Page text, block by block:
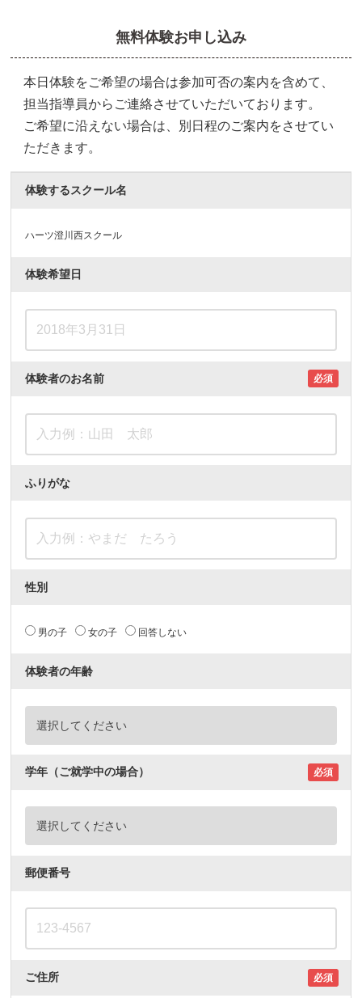
無料体験お申し込み
本日体験をご希望の場合は参加可否の案内を含めて、
担当指導員からご連絡させていただいております。
ご希望に沿えない場合は、別日程のご案内をさせてい
ただきます。
体験するスクール名
ハーツ澄川西スクール
体験希望日
体験者のお名前 必須
ふりがな
性別
男の子 女の子 回答しない
体験者の年齢
学年（ご就学中の場合） 必須
郵便番号
ご住所 必須